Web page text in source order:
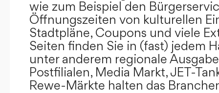
wie zum Beispiel den
Öffnungszeiten von kulturellen
Stadtpläne, Coupons und viele
Seiten finden Sie in (fast) jedem
unter anderem regionale
Postfilialen, Media Markt, JET-
Rewe-Märkte halten das